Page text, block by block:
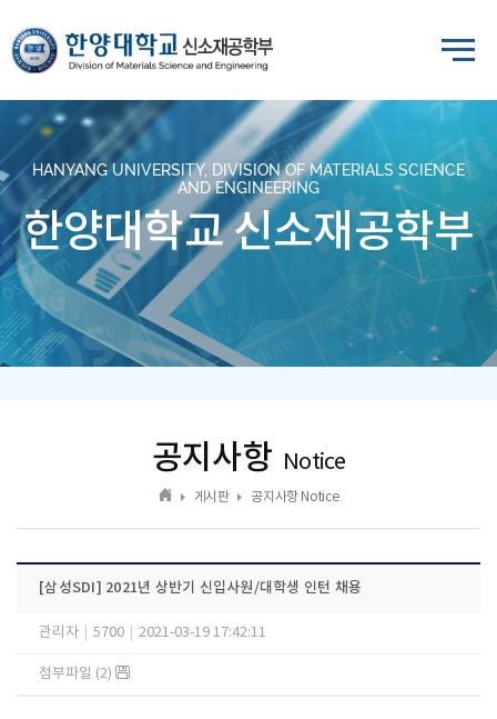
HANYANG UNIVERSITY, DIVISION OF MATERIALS SCIENCE
AND ENGINEERING
한양대학교 신소재공학부
공지사항 Notice
게시판 공지사항 Notice
[삼성SDI] 2021년 상반기 신입사원/대학생 인턴 채용
관리자 5700 2021-03-19 17:42:11
첨부파일 (2)